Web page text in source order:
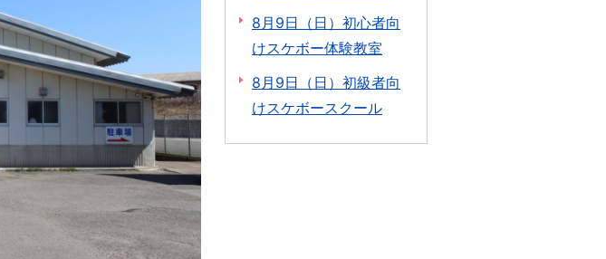
8月9日（日）初心者向
けスケボー体験教室
8月9日（日）初級者向
けスケボースクール